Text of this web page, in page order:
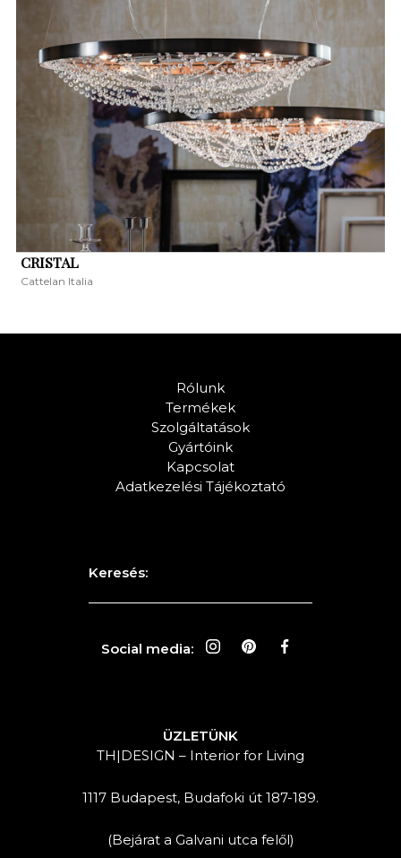
CRISTAL
Cattelan Italia
Rólunk
Termékek
Szolgáltatások
Gyártóink
Kapcsolat
Adatkezelési Tájékoztató
Keresés:
Social media:
ÜZLETÜNK
TH|DESIGN – Interior for Living
1117 Budapest, Budafoki út 187-189.
(Bejárat a Galvani utca felől)